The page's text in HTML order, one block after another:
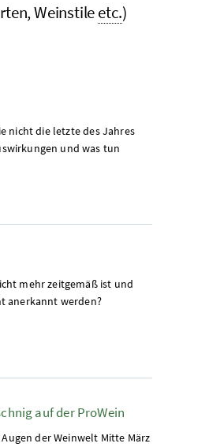
Weinstileetc.)
nicht die letzte des Jahres
und was tun
mehr zeitgemäß ist und
anerkannt werden?
auf der ProWein
der Weinwelt Mitte März